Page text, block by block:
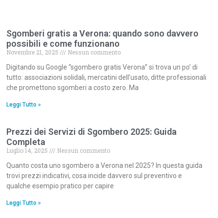
Sgomberi gratis a Verona: quando sono davvero
possibili e come funzionano
Novembre 21, 2025
Nessun commento
Digitando su Google “sgombero gratis Verona” si trova un po’ di
tutto: associazioni solidali, mercatini dell’usato, ditte professionali
che promettono sgomberi a costo zero. Ma
Leggi Tutto »
Prezzi dei Servizi di Sgombero 2025: Guida
Completa
Luglio 14, 2025
Nessun commento
Quanto costa uno sgombero a Verona nel 2025? In questa guida
trovi prezzi indicativi, cosa incide davvero sul preventivo e
qualche esempio pratico per capire
Leggi Tutto »